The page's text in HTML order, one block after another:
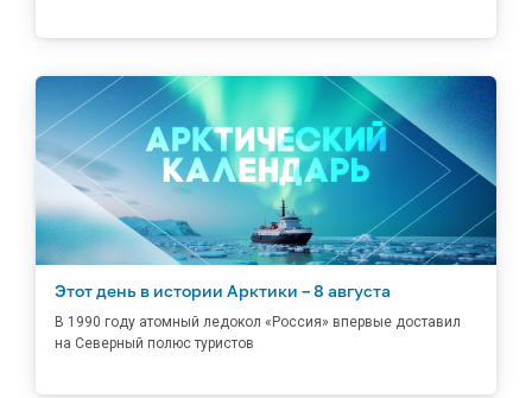
Этот день в истории Арктики – 8 августа
В 1990 году атомный ледокол «Россия» впервые доставил
на Северный полюс туристов